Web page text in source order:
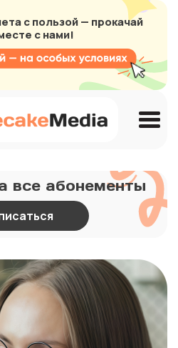
с пользой — прокачай
с нами!
все абонементы